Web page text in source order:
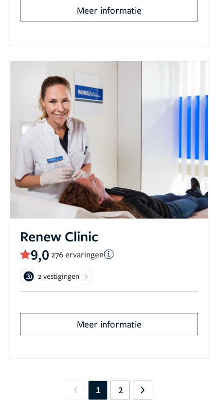
Meer informatie
Renew Clinic
9,0 276 ervaringen
2 vestigingen
Meer informatie
Previous
1 2 Next